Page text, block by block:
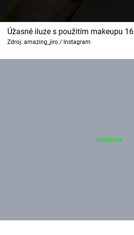
Úžasné iluze s použitím makeupu 16
Zdroj: amazing_jiro / Instagram